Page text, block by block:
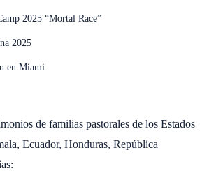
2025 “Mortal Race”
2025
en Miami
de familias pastorales de los Estados
Ecuador, Honduras, República